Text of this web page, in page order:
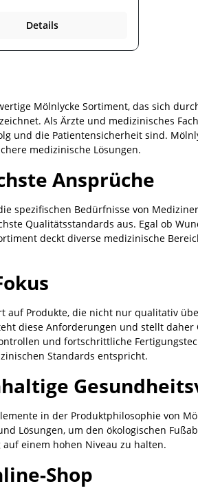
dank einem
der Haut. Die weiche,
Details
Mölnlycke Sortiment, das sich
Als Ärzte und medizinisches
und die Patientensicherheit sind.
medizinische Lösungen.
Ansprüche
spezifischen Bedürfnisse von
Qualitätsstandards aus. Egal ob
deckt diverse medizinische
auf Produkte, die nicht nur qualitativ
diese Anforderungen und stellt
und fortschrittliche
Standards entspricht.
in der Produktphilosophie von
Lösungen, um den ökologischen
einem hohen Niveau zu halten.
Shop